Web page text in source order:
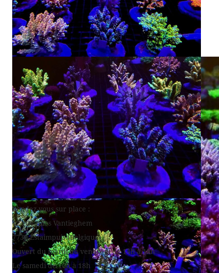
Rendez-vous sur place :
12 rue Jules Vantieghem
7730 Estaimpuis (Belgique)
Ouvert du mardi au vendredi de 14h à 18h
Le samedi de 10h à 18h